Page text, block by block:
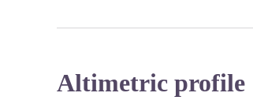
Altimetric profile